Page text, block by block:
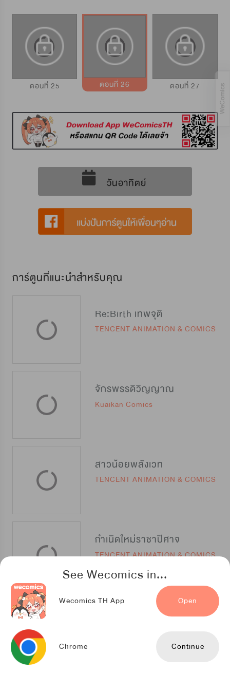
See Wecomics in...
Wecomics TH App Open
Chrome Continue
ตอนที่ 25 ตอนที่ 26 ตอนที่ 27
วันอาทิตย์
การ์ตูนที่แนะนำสำหรับคุณ
Re:Birth เทพจุติ
TENCENT ANIMATION & COMICS
จักรพรรดิวิญญาณ
Kuaikan Comics
สาวน้อยพลังเวท
TENCENT ANIMATION & COMICS
กำเนิดใหม่ราชาปิศาจ
TENCENT ANIMATION & COMICS
ยอดมนุษย์นิวเคลียร์